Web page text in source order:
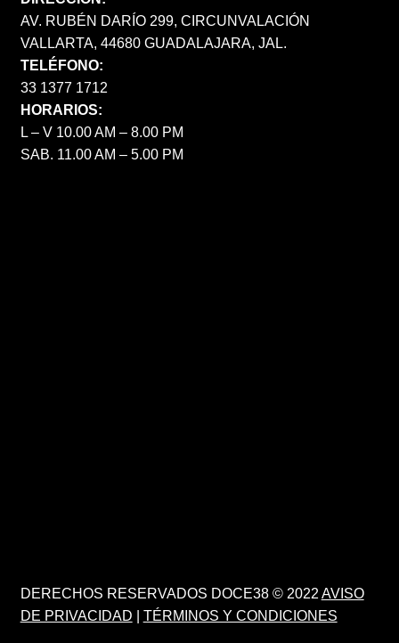
AV. RUBÉN DARÍO 299, CIRCUNVALACIÓN
VALLARTA, 44680 GUADALAJARA, JAL.
TELÉFONO:
33 1377 1712
HORARIOS:
L – V 10.00 AM – 8.00 PM
SAB. 11.00 AM – 5.00 PM
DERECHOS RESERVADOS DOCE38 © 2022 AVISO
DE PRIVACIDAD
TÉRMINOS Y CONDICIONES